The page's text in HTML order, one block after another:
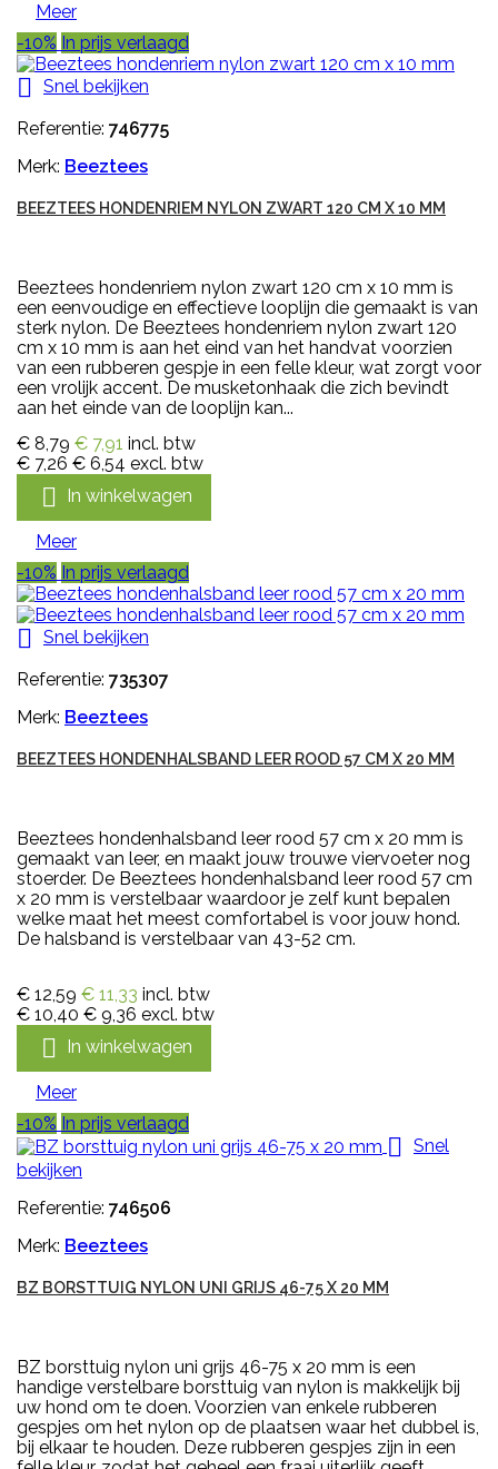
Meer
-10% In prijs verlaagd
 Snel bekijken
Referentie: 746775
Merk: Beeztees
BEEZTEES HONDENRIEM NYLON ZWART 120 CM X 10 MM
Beeztees hondenriem nylon zwart 120 cm x 10 mm is
een eenvoudige en effectieve looplijn die gemaakt is van
sterk nylon. De Beeztees hondenriem nylon zwart 120
cm x 10 mm is aan het eind van het handvat voorzien
van een rubberen gespje in een felle kleur, wat zorgt voor
een vrolijk accent. De musketonhaak die zich bevindt
aan het einde van de looplijn kan...
€ 8,79 € 7,91 incl. btw
€ 7,26 € 6,54 excl. btw
 In winkelwagen
Meer
-10% In prijs verlaagd
 Snel bekijken
Referentie: 735307
Merk: Beeztees
BEEZTEES HONDENHALSBAND LEER ROOD 57 CM X 20 MM
Beeztees hondenhalsband leer rood 57 cm x 20 mm is
gemaakt van leer, en maakt jouw trouwe viervoeter nog
stoerder. De Beeztees hondenhalsband leer rood 57 cm
x 20 mm is verstelbaar waardoor je zelf kunt bepalen
welke maat het meest comfortabel is voor jouw hond.
De halsband is verstelbaar van 43-52 cm.
€ 12,59 € 11,33 incl. btw
€ 10,40 € 9,36 excl. btw
 In winkelwagen
Meer
-10% In prijs verlaagd
 Snel
bekijken
Referentie: 746506
Merk: Beeztees
BZ BORSTTUIG NYLON UNI GRIJS 46-75 X 20 MM
BZ borsttuig nylon uni grijs 46-75 x 20 mm is een
handige verstelbare borsttuig van nylon is makkelijk bij
uw hond om te doen. Voorzien van enkele rubberen
gespjes om het nylon op de plaatsen waar het dubbel is,
bij elkaar te houden. Deze rubberen gespjes zijn in een